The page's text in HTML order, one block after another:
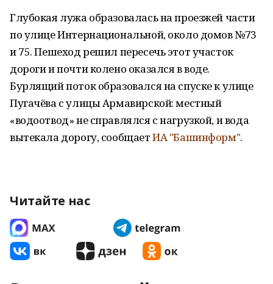
Глубокая лужа образовалась на проезжей части
по улице Интернациональной, около домов №73
и 75. Пешеход решил пересечь этот участок
дороги и почти колено оказался в воде.
Бурлящий поток образовался на спуске к улице
Пугачёва с улицы Армавирской: местный
«водоотвод» не справлялся с нагрузкой, и вода
вытекала дорогу, сообщаетИА "Башинформ".
Читайте нас